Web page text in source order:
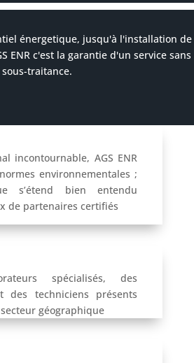
énergetique, jusqu'à l'installation de
ENR c'est la garantie d'un service sans
sous-traitance.
incontournable, AGS ENR
environnementales ;
s’étend bien entendu
de partenaires certifiés
spécialisés, des
des techniciens présents
géographique